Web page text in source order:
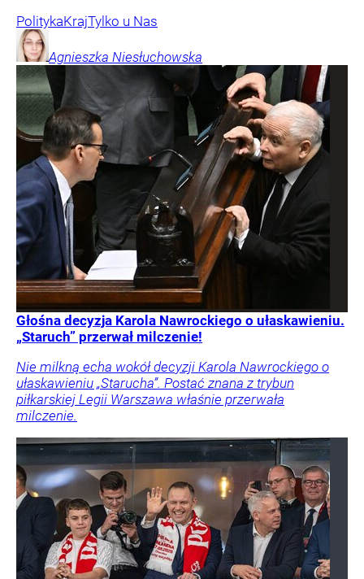
PolitykaKrajTylko u Nas
Agnieszka Niesłuchowska
Głośna decyzja Karola Nawrockiego o ułaskawieniu.
„Staruch” przerwał milczenie!
Nie milkną echa wokół decyzji Karola Nawrockiego o
ułaskawieniu „Starucha”. Postać znana z trybun
piłkarskiej Legii Warszawa właśnie przerwała
milczenie.